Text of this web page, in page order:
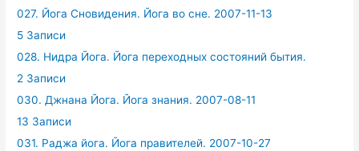
027. Йога Сновидения. Йога во сне. 2007-11-13
5 Записи
028. Нидра Йога. Йога переходных состояний бытия.
2 Записи
030. Джнана Йога. Йога знания. 2007-08-11
13 Записи
031. Раджа йога. Йога правителей. 2007-10-27